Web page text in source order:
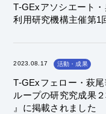
T-GExアソシエート
利用研究機構主催第1
2023.08.17 活動・成果
T-GExフェロー・萩
ループの研究究成果
』に掲載されました